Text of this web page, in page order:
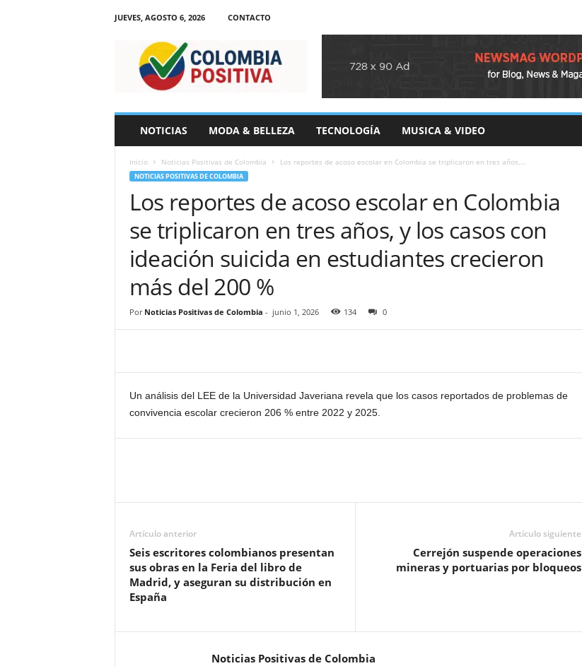
JUEVES, AGOSTO 6, 2026
CONTACTO
NOTICIAS MODA & BELLEZA TECNOLOGÍA MUSICA & VIDEO
Inicio Noticias Positivas de Colombia Los reportes de acoso escolar en Colombia se triplicaron en tres años,...
NOTICIAS POSITIVAS DE COLOMBIA
Los reportes de acoso escolar en Colombia
se triplicaron en tres años, y los casos con
ideación suicida en estudiantes crecieron
más del 200 %
Por Noticias Positivas de Colombia - junio 1, 2026 134 0
Un análisis del LEE de la Universidad Javeriana revela que los casos reportados de problemas de
convivencia escolar crecieron 206 % entre 2022 y 2025.
Artículo anterior
Seis escritores colombianos presentan
sus obras en la Feria del libro de
Madrid, y aseguran su distribución en
España
Artículo siguiente
Cerrejón suspende operaciones
mineras y portuarias por bloqueos
Noticias Positivas de Colombia